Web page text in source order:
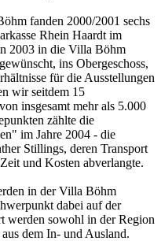
fanden 2000/2001 sechs
Rhein Haardt im
2003 in die Villa Böhm
ins Obergeschoss,
für die Ausstellungen
wir seitdem 15
insgesamt mehr als 5.000
zählte die
im Jahre 2004 - die
Stillings, deren Transport
und Kosten abverlangte.
in der Villa Böhm
dabei auf der
werden sowohl in der Region
dem In- und Ausland.